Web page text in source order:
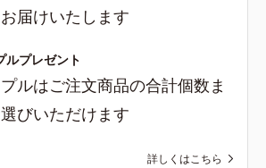
届けいたします
ルプレゼント
ルはご注文商品の合計個数ま
びいただけます
詳しくはこちら